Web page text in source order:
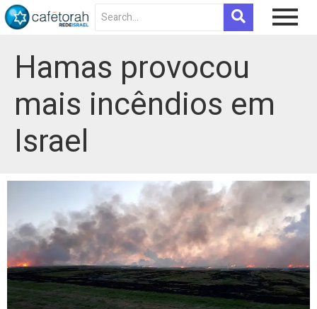
Hamas provocou
mais incêndios em
Israel